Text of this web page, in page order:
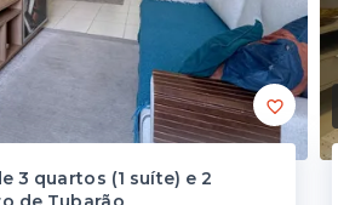
3 quartos (1 suíte) e 2